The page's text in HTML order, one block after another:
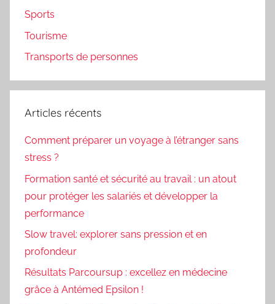
Sports
Tourisme
Transports de personnes
Articles récents
Comment préparer un voyage à l’étranger sans
stress ?
Formation santé et sécurité au travail : un atout
pour protéger les salariés et développer la
performance
Slow travel: explorer sans pression et en
profondeur
Résultats Parcoursup : excellez en médecine
grâce à Antémed Epsilon !